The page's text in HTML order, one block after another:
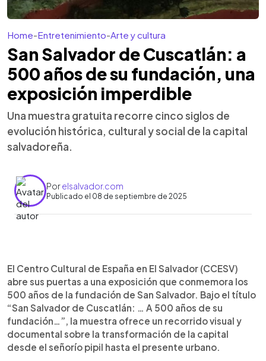
Home-Entretenimiento-Arte y cultura
San Salvador de Cuscatlán: a
500 años de su fundación, una
exposición imperdible
Una muestra gratuita recorre cinco siglos de
evolución histórica, cultural y social de la capital
salvadoreña.
Porelsalvador.com
Publicado el 08 de septiembre de 2025
► Escuchar artículo
El Centro Cultural de España en El Salvador
(CCESV) presenta la exposición “San Salvador de
Cuscatlán: … A 500 años de su fundación…”, una
muestra que recorre la evolución de la capital
desde sus orígenes indígenas hasta su presente
cultural. Bajo la curaduría del historiador José
Heriberto Erquicia, la exhibición integra
documentos históricos, piezas arqueológicas,
El Centro Cultural de España en El Salvador (CCESV)
abre sus puertas a una exposición que conmemora los
500 años de la fundación de San Salvador. Bajo el título
“San Salvador de Cuscatlán: … A 500 años de su
fundación…”, la muestra ofrece un recorrido visual y
documental sobre la transformación de la capital
desde el señorío pipil hasta el presente urbano.